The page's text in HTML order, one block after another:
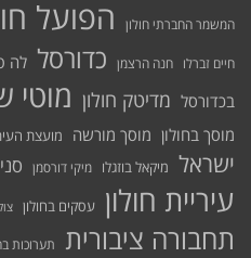
המשמר החברתי חולון הפועל
חיים זברלו חנה הרצמן כדורסל לה
בכדורסל מדיטק חולון מוטי
מוסך בחולון מוסך מורשה מועצת
ישראל מיקאל בוזגלו מיקי דורסמן
עיריית חולון עסקים בחולון
תחבורה ציבורית תערוכות